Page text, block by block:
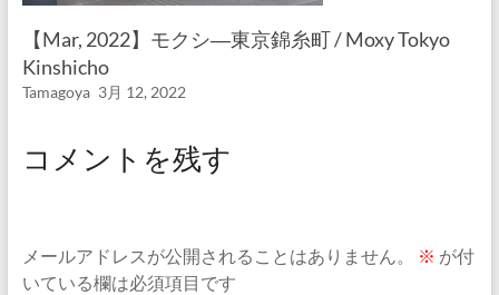
【Mar, 2022】モクシ―東京錦糸町 / Moxy Tokyo
Kinshicho
Tamagoya 3月 12, 2022
コメントを残す
メールアドレスが公開されることはありません。 ※ が付
いている欄は必須項目です